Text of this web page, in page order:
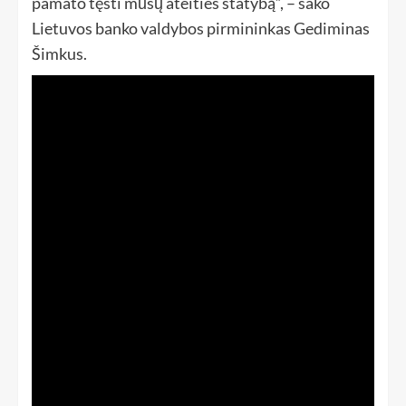
Lietuvos banko valdybos pirmininkas Gediminas
Šimkus.